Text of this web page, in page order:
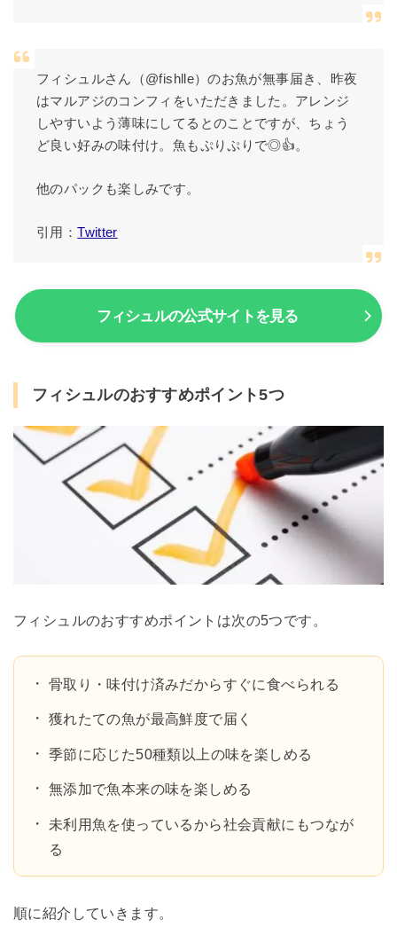
フィシュルさん（@fishlle）のお魚が無事届き、昨夜
はマルアジのコンフィをいただきました。アレンジ
しやすいよう薄味にしてるとのことですが、ちょう
ど良い好みの味付け。魚もぷりぷりで◎👍。
他のパックも楽しみです。
引用：Twitter
フィシュルの公式サイトを見る
フィシュルのおすすめポイント5つ
フィシュルのおすすめポイントは次の5つです。
骨取り・味付け済みだからすぐに食べられる
獲れたての魚が最高鮮度で届く
季節に応じた50種類以上の味を楽しめる
無添加で魚本来の味を楽しめる
未利用魚を使っているから社会貢献にもつなが
る
順に紹介していきます。